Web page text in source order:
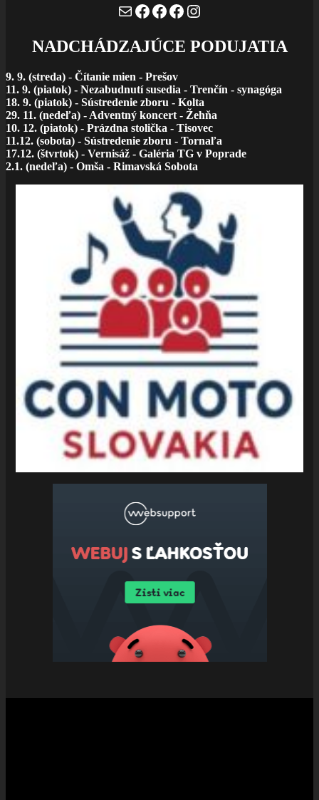
MailFacebook
Facebook
Facebook
Instagram
NADCHÁDZAJÚCE PODUJATIA
9. 9. (streda) - Čítanie mien - Prešov
11. 9. (piatok) - Nezabudnutí susedia - Trenčín - synagóga
18. 9. (piatok) - Sústredenie zboru - Kolta
29. 11. (nedeľa) - Adventný koncert - Žehňa
10. 12. (piatok) - Prázdna stolička - Tisovec
11.12. (sobota) - Sústredenie zboru - Tornaľa
17.12. (štvrtok) - Vernisáž - Galéria TG v Poprade
2.1. (nedeľa) - Omša - Rimavská Sobota